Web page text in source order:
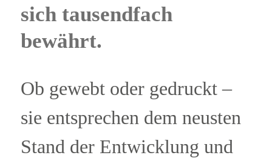
sich tausendfach
bewährt.
Ob gewebt oder gedruckt –
sie entsprechen dem neusten
Stand der Entwicklung und